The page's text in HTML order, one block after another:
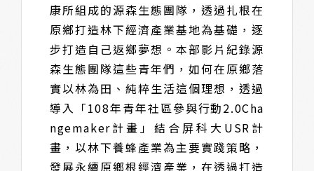
康所組成的源森生態團隊，透過扎根在
原鄉打造林下經濟產業基地為基礎，逐
步打造自己返鄉夢想。本部影片紀錄源
森生態團隊這些青年們，如何在原鄉落
實以林為田、純粹生活這個理想，透過
導入「108年青年社區參與行動2.0Cha
ngemaker計畫」結合屏科大USR計
畫，以林下養蜂產業為主要實踐策略，
發展永續原鄉根經濟產業，在透過打造